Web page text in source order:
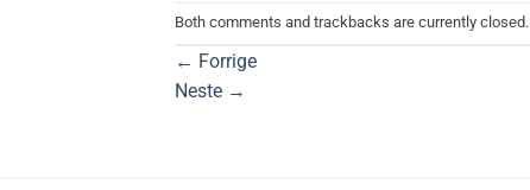
Both comments and trackbacks are currently closed.
← Forrige
Neste →